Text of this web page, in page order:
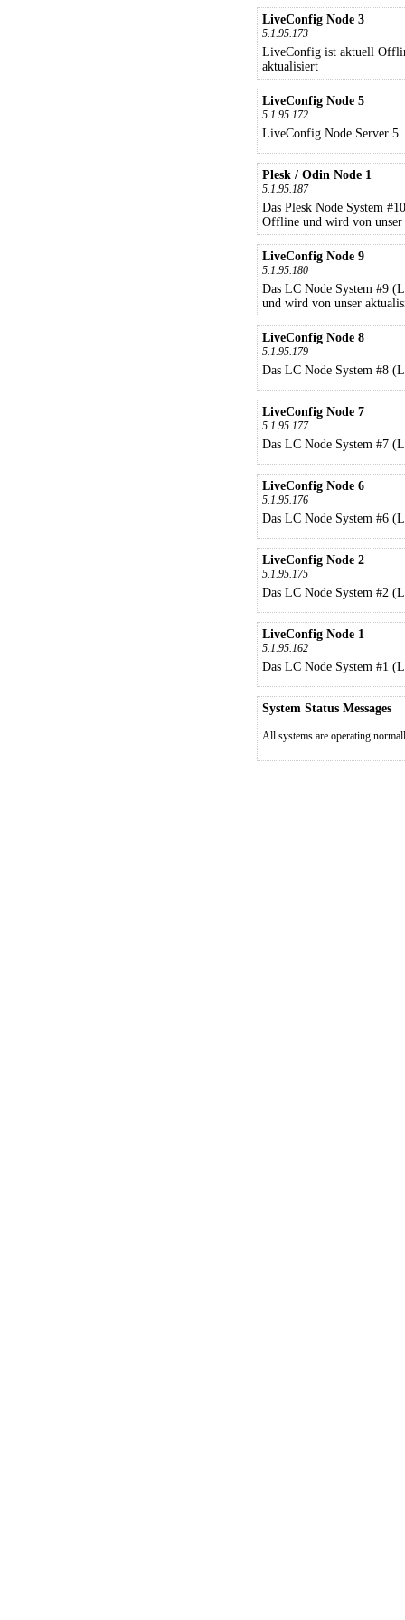
LiveConfig Node 3
5.1.95.173
LiveConfig ist aktuell
aktualisiert
LiveConfig Node 5
5.1.95.172
LiveConfig Node Server 5
Plesk / Odin Node 1
5.1.95.187
Das Plesk Node System
Offline und wird von unser
LiveConfig Node 9
5.1.95.180
Das LC Node System #9
und wird von unser
LiveConfig Node 8
5.1.95.179
Das LC Node System #8
LiveConfig Node 7
5.1.95.177
Das LC Node System #7
LiveConfig Node 6
5.1.95.176
Das LC Node System #6
LiveConfig Node 2
5.1.95.175
Das LC Node System #2
LiveConfig Node 1
5.1.95.162
Das LC Node System #1
System Status Messages
All systems are operating